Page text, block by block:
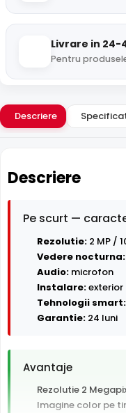
Livrare in 24-
Pentru
Descriere
Descriere
Pe scurt —
Rezolutie: 2 MP /
Vedere nocturna:
Audio: microfon
Instalare:
Tehnologii smart:
Garantie: 24 luni
Avantaje
Rezolutie 2
Imagine color pe